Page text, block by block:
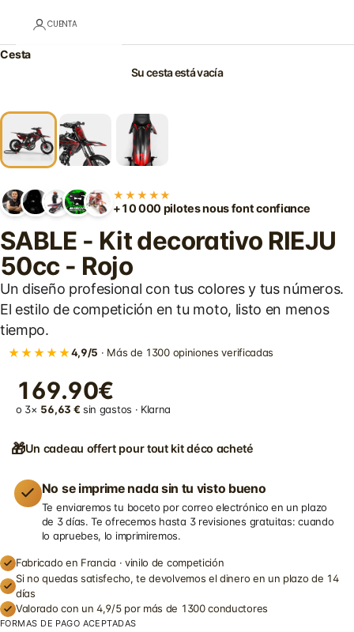
CUENTA
Cesta
Su cesta está vacía
★★★★★
+10 000 pilotes nous font confiance
SABLE - Kit decorativo RIEJU
50cc - Rojo
Un diseño profesional con tus colores y tus números.
El estilo de competición en tu moto, listo en menos
tiempo.
★★★★★4,9/5 · Más de 1300 opiniones verificadas
169.90€
o 3× 56,63 € sin gastos · Klarna
🎁Un cadeau offert pour tout kit déco acheté
No se imprime nada sin tu visto bueno
Te enviaremos tu boceto por correo electrónico en un plazo
de 3 días. Te ofrecemos hasta 3 revisiones gratuitas: cuando
lo apruebes, lo imprimiremos.
Fabricado en Francia · vinilo de competición
Si no quedas satisfecho, te devolvemos el dinero en un plazo de 14
días
Valorado con un 4,9/5 por más de 1300 conductores
FORMAS DE PAGO ACEPTADAS